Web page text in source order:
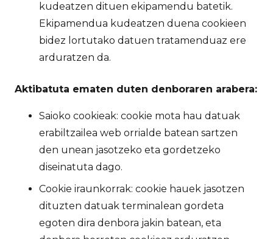
kudeatzen dituen ekipamendu batetik.
Ekipamendua kudeatzen duena cookieen
bidez lortutako datuen tratamenduaz ere
arduratzen da.
Aktibatuta ematen duten denboraren arabera:
Saioko cookieak: cookie mota hau datuak
erabiltzailea web orrialde batean sartzen
den unean jasotzeko eta gordetzeko
diseinatuta dago.
Cookie iraunkorrak: cookie hauek jasotzen
dituzten datuak terminalean gordeta
egoten dira denbora jakin batean, eta